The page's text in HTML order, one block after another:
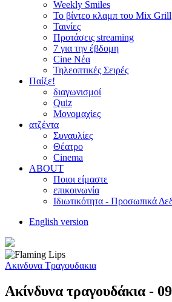
Weekly Smiles
Το βίντεο κλαμπ του Mix Grill
Ταινίες
Προτάσεις streaming
7 για την έβδομη
Cine Νέα
Τηλεοπτικές Σειρές
Παίξε!
διαγωνισμοί
Quiz
Μονομαχίες
ατζέντα
Συναυλίες
Θέατρο
Cinema
ABOUT
Ποιοι είμαστε
επικοινωνία
Ιδιωτικότητα - Προσωπικά
English version
Ακινδυνα Τραγουδακια
Ακίνδυνα τραγουδάκια -